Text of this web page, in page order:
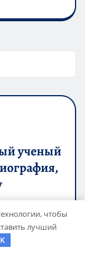
ученый
чтобы
лучший